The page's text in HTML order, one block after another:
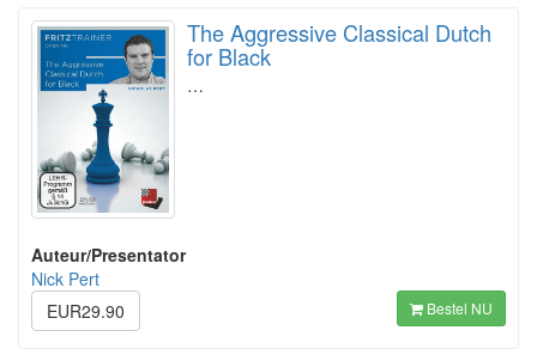
The Aggressive Classical Dutch
for Black
…
Auteur/Presentator
Nick Pert
EUR29.90
Bestel NU